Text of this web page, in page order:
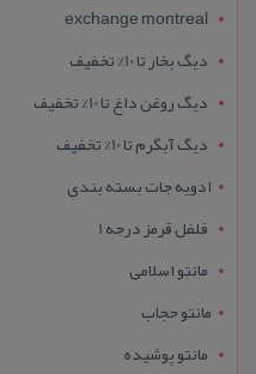
exchange montreal
دیگ بخار تا 10% تخفیف
دیگ روغن داغ تا 10% تخفیف
دیگ آبگرم تا 10% تخفیف
ادویه جات بسته بندی
فلفل قرمز درجه 1
مانتو اسلامی
مانتو حجاب
مانتو پوشیده